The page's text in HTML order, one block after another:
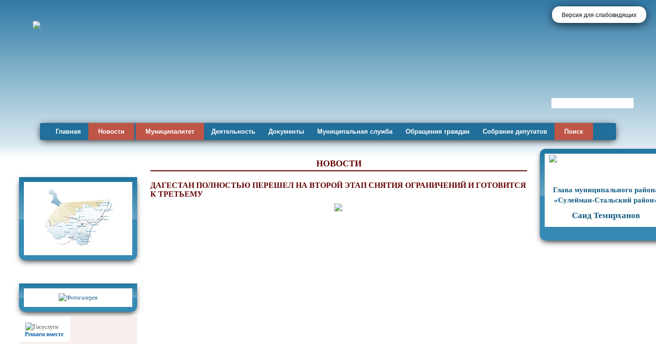
Версия для слабовидящих
Главная Новости Муниципалитет Деятельность Документы Муниципальная служба Обращения граждан Собрание депутатов Поиск
Решаем вместе
НОВОСТИ
ДАГЕСТАН ПОЛНОСТЬЮ ПЕРЕШЕЛ НА ВТОРОЙ ЭТАП СНЯТИЯ ОГРАНИЧЕНИЙ И ГОТОВИТСЯ
К ТРЕТЬЕМУ
Глава муниципального
«Сулейман-Стальский
Саид Темирханов